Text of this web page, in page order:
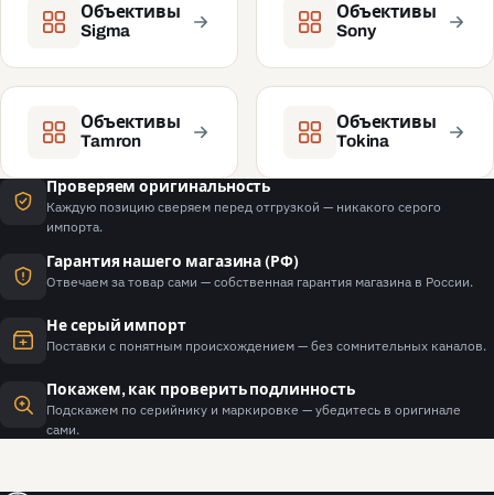
Объективы
Sigma
Объективы
Sony
Объективы
Tamron
Объективы
Tokina
Проверяем оригинальность
Каждую позицию сверяем перед отгрузкой — никакого серого
импорта.
Гарантия нашего магазина (РФ)
Отвечаем за товар сами — собственная гарантия магазина в России.
Не серый импорт
Поставки с понятным происхождением — без сомнительных каналов.
Покажем, как проверить подлинность
Подскажем по серийнику и маркировке — убедитесь в оригинале
сами.